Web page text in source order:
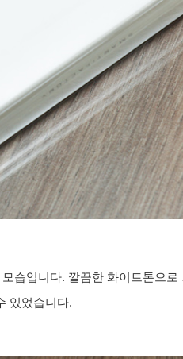
습입니다. 깔끔한 화이트톤으로
있었습니다.